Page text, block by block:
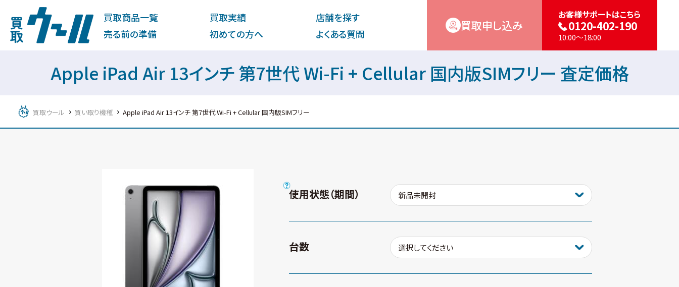
買取商品一覧 買取実績
店舗を探す
売る前の準備
初めての⽅へ よくある質問
買取申し込み
お客様サポートはこちら
0120-402-190
10:00～18:00
Apple iPad Air 13インチ 第7世代 Wi-Fi + Cellular 国内版SIMフリー 査定価格
買取ウール 買い取り機種 Apple iPad Air 13インチ 第7世代 Wi-Fi + Cellular 国内版SIMフリー
使用状態（期間）
台数